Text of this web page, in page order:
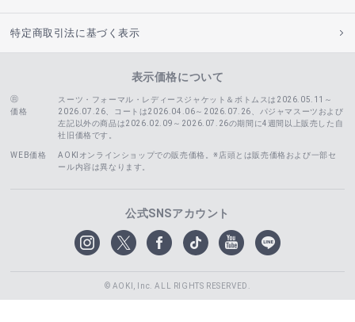
特定商取引法に基づく表示
表示価格について
価格
スーツ・フォーマル・レディースジャケット＆ボトムスは2026.05.11～
2026.07.26、コートは2026.04.06～2026.07.26、
パジャマスーツおよび
左記以外の商品は2026.02.09～2026.07.26の期間に4週間以上販売した自
社旧価格です。
WEB価格
AOKIオンラインショップでの販売価格。※店頭とは販売価格および一部セ
ール内容は異なります。
公式SNSアカウント
© AOKI, Inc. ALL RIGHTS RESERVED.